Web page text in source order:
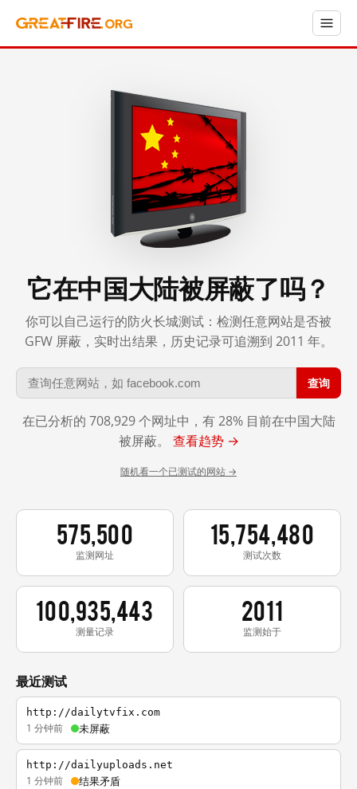
它在中国大陆被屏蔽了吗？
你可以自己运行的防火长城测试：检测任意网站是否被
GFW 屏蔽，实时出结果，历史记录可追溯到 2011 年。
查询
在已分析的 708,929 个网址中，有 28% 目前在中国大陆
被屏蔽。 查看趋势 →
随机看一个已测试的网站 →
575,500
监测网址
15,754,480
测试次数
100,935,443
测量记录
2011
监测始于
最近测试
http://dailytvfix.com
1 分钟前 未屏蔽
http://dailyuploads.net
1 分钟前 结果矛盾